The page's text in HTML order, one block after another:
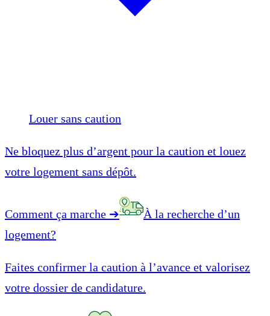
Louer sans caution
Ne bloquez plus d’argent pour la caution et louez
votre logement sans dépôt.
Comment ça marche ➔
À la recherche d’un
logement?
Faites confirmer la caution à l’avance et valorisez
votre dossier de candidature.